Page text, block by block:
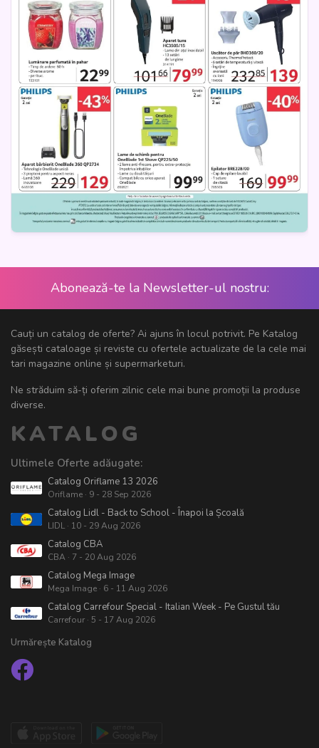
Abonează-te la Newsletter-ul nostru:
Cauți un catalog de oferte? Ai ajuns în locul potrivit. Pe Katalog
găsești cataloage și reviste cu ofertele actualizate de la cele mai
tari magazine online și supermarketuri.
Ne străduim să-ți oferim zilnic cele mai bune promoții la produse
diverse.
KATALOG
Ultimele Oferte adăugate:
Catalog Oriflame 13 2026
Oriflame · 9 - 28 Sep 2026
Catalog Lidl - Back to School - Înapoi la Școală
LIDL · 10 - 29 Aug 2026
Catalog CBA
CBA · 7 - 20 Aug 2026
Catalog Mega Image
Mega Image · 6 - 11 Aug 2026
Catalog Carrefour Special - Italian Week - Pe Gustul tău
Carrefour · 5 - 17 Aug 2026
Urmărește Katalog